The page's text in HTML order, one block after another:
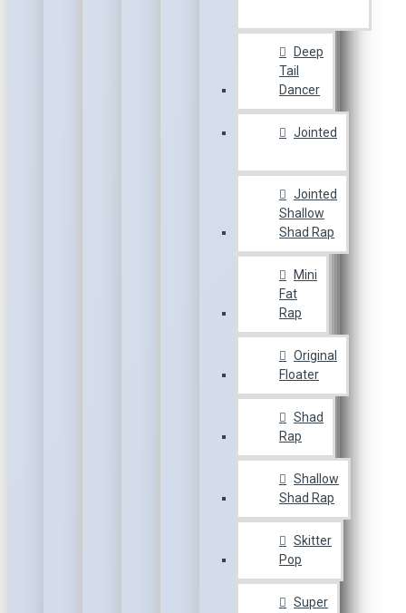
Deep
Tail
Dancer
Jointed
Jointed
Shallow
Shad Rap
Mini
Fat
Rap
Original
Floater
Shad
Rap
Shallow
Shad Rap
Skitter
Pop
Super